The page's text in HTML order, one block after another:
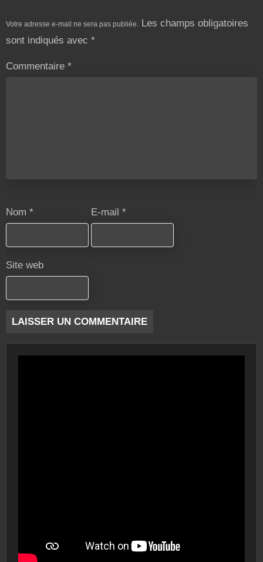
Votre adresse e-mail ne sera pas publiée. Les champs obligatoires
sont indiqués avec *
Commentaire *
Nom * E-mail *
Site web